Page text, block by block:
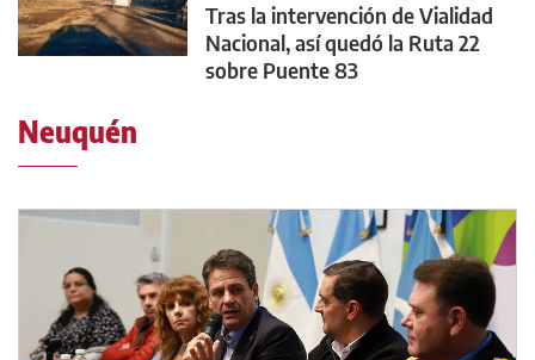
Tras la intervención de Vialidad
Nacional, así quedó la Ruta 22
sobre Puente 83
Neuquén